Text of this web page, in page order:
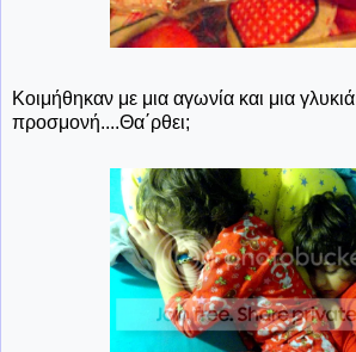
Κοιμήθηκαν με μια αγωνία και μια γλυκιά
προσμονή....Θα΄ρθει;